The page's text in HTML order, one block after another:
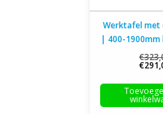
Werktafel met
| 400-1900mm
of